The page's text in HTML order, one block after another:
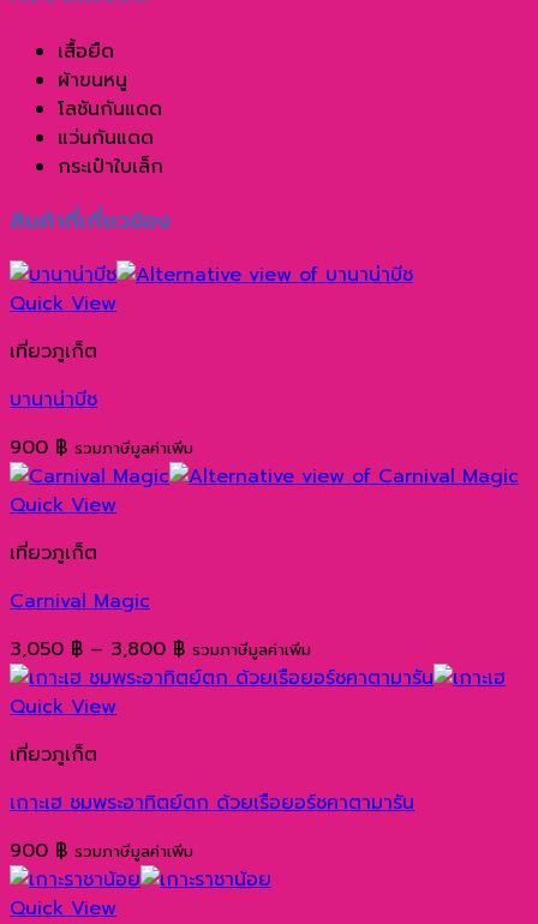
เสื้อยืด
ผ้าขนหนู
โลชันกันแดด
แว่นกันแดด
กระเป๋าใบเล็ก
สินค้าที่เกี่ยวข้อง
Quick View
เที่ยวภูเก็ต
บานาน่าบีช
900 ฿ รวมภาษีมูลค่าเพิ่ม
Quick View
เที่ยวภูเก็ต
Carnival Magic
3,050 ฿ – 3,800 ฿Price
range:
รวมภาษีมูลค่าเพิ่ม
Quick View
เที่ยวภูเก็ต
เกาะเฮ ชมพระอาทิตย์ตก ด้วยเรือยอร์ชคาตามารัน
900 ฿ รวมภาษีมูลค่าเพิ่ม
Quick View